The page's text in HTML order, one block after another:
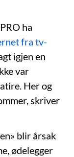
ha
fra tv-
igjen en
var
Her og
skriver
blir årsak
ødelegger